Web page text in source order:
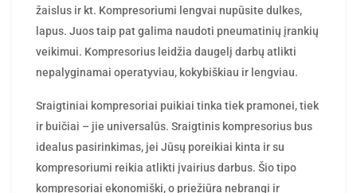
žaislus ir kt. Kompresoriumi lengvai nupūsite dulkes,
lapus. Juos taip pat galima naudoti pneumatinių įrankių
veikimui. Kompresorius leidžia daugelį darbų atlikti
nepalyginamai operatyviau, kokybiškiau ir lengviau.
Sraigtiniai kompresoriai puikiai tinka tiek pramonei, tiek
ir buičiai – jie universalūs. Sraigtinis kompresorius bus
idealus pasirinkimas, jei Jūsų poreikiai kinta ir su
kompresoriumi reikia atlikti įvairius darbus. Šio tipo
kompresoriai ekonomiški, o priežiūra nebrangi ir